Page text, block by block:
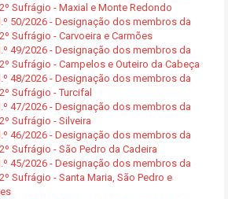
Sufrágio - Maxial e Monte Redondo
50/2026 - Designação dos membros da
Sufrágio - Carvoeira e Carmões
49/2026 - Designação dos membros da
Sufrágio - Campelos e Outeiro da Cabeça
48/2026 - Designação dos membros da
Sufrágio - Turcifal
47/2026 - Designação dos membros da
Sufrágio - Silveira
46/2026 - Designação dos membros da
Sufrágio - São Pedro da Cadeira
45/2026 - Designação dos membros da
Sufrágio - Santa Maria, São Pedro e